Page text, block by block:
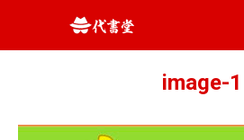
image-1